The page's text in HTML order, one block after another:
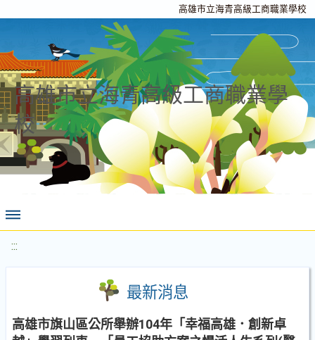
高雄市立海青高級工商職業學校
高雄市立海青高級工商職業學
校
:::
最新消息
高雄市旗山區公所舉辦104年「幸福高雄．創新卓